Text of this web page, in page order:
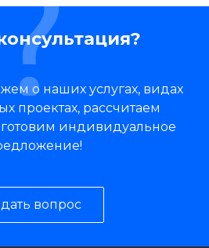
о наших услугах, видах
проектах, рассчитаем
индивидуальное
вопрос